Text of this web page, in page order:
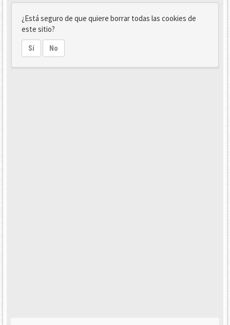
¿Está seguro de que quiere borrar todas las cookies de
este sitio?
Sí No